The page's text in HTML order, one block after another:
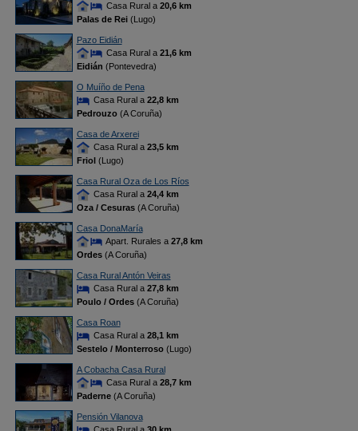
Casa Rural a 20,6 km
Palas de Rei(Lugo)
Pazo Eidián
Casa Rural a 21,6 km
Eidián (Pontevedra)
O Muíño de Pena
Casa Rural a 22,8 km
Pedrouzo(A Coruña)
Casa de Arxerei
Casa Rural a 23,5 km
Friol(Lugo)
Casa Rural Oza de Los Ríos
Casa Rural a 24,4 km
Oza / Cesuras(A Coruña)
Casa DonaMaría
Apart. Rurales a 27,8 km
Ordes(A Coruña)
Casa Rural Antón Veiras
Casa Rural a 27,8 km
Poulo / Ordes(A Coruña)
Casa Roan
Casa Rural a 28,1 km
Sestelo / Monterroso(Lugo)
A Cobacha Casa Rural
Casa Rural a 28,7 km
Paderne(A Coruña)
Pensión Vilanova